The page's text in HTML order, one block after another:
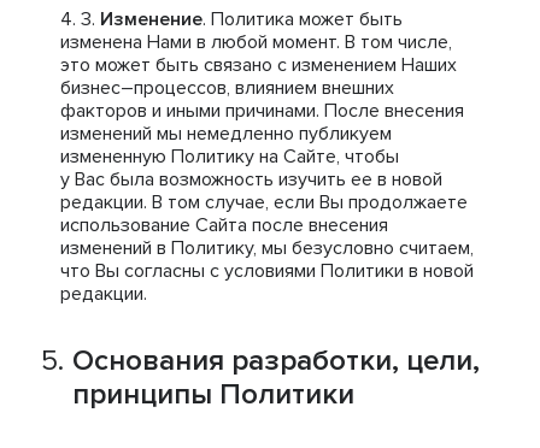
Изменение. Политика может быть
изменена Нами в любой момент. В том числе,
это может быть связано с изменением Наших
бизнес–процессов, влиянием внешних
факторов и иными причинами. После внесения
изменений мы немедленно публикуем
измененную Политику на Сайте, чтобы
у Вас была возможность изучить ее в новой
редакции. В том случае, если Вы продолжаете
использование Сайта после внесения
изменений в Политику, мы безусловно считаем,
что Вы согласны с условиями Политики в новой
редакции.
Основания разработки, цели,
принципы Политики